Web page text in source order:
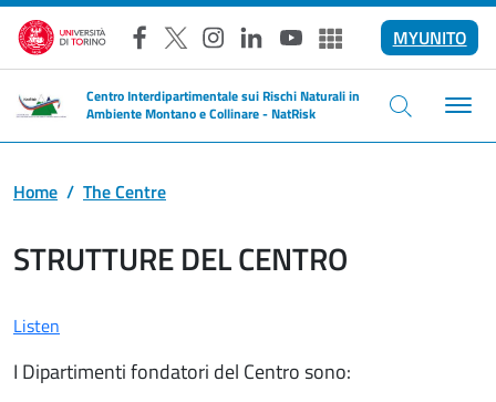
Skip to main content
Facebook
X Instagram
LinkedInYouTubeAltri social
MYUNITO
Centro Interdipartimentale sui Rischi Naturali in
Ambiente Montano e Collinare - NatRisk
Home The Centre
STRUTTURE DEL CENTRO
Listen
I Dipartimenti fondatori del Centro sono: